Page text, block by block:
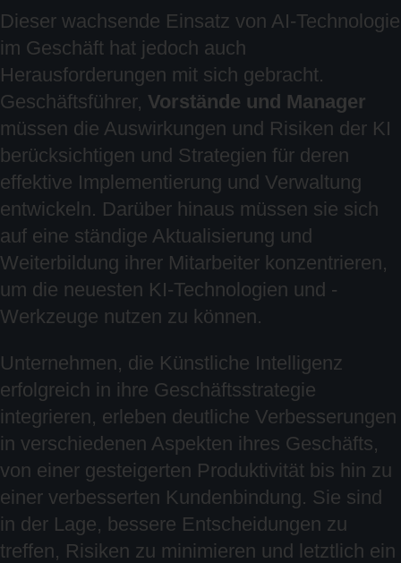
Dieser wachsende Einsatz von AI-Technologie
im Geschäft hat jedoch auch
Herausforderungen mit sich gebracht.
Geschäftsführer, Vorstände und Manager
müssen die Auswirkungen und Risiken der KI
berücksichtigen und Strategien für deren
effektive Implementierung und Verwaltung
entwickeln. Darüber hinaus müssen sie sich
auf eine ständige Aktualisierung und
Weiterbildung ihrer Mitarbeiter konzentrieren,
um die neuesten KI-Technologien und -
Werkzeuge nutzen zu können.
Unternehmen, die Künstliche Intelligenz
erfolgreich in ihre Geschäftsstrategie
integrieren, erleben deutliche Verbesserungen
in verschiedenen Aspekten ihres Geschäfts,
von einer gesteigerten Produktivität bis hin zu
einer verbesserten Kundenbindung. Sie sind
in der Lage, bessere Entscheidungen zu
treffen, Risiken zu minimieren und letztlich ein